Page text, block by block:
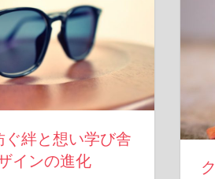
ぐ絆と想い学び舎
インの進化